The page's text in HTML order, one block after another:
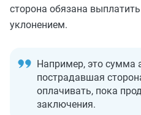
сторона обязана
уклонением.
Например, это сумма
пострадавшая
оплачивать, пока
заключения.